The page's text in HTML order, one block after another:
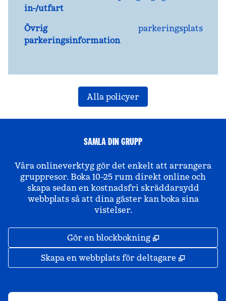
in-/utfart
Övrig
parkeringsinformation
parkeringsplats
Alla policyer
SAMLA DIN GRUPP
Våra onlineverktyg gör det enkelt att arrangera
gruppresor. Boka 10–25 rum direkt online och
skapa sedan en kostnadsfri skräddarsydd
webbplats så att dina gäster kan boka sina
vistelser.
Gör en blockbokning ,
Skapa en webbplats för deltagare ,